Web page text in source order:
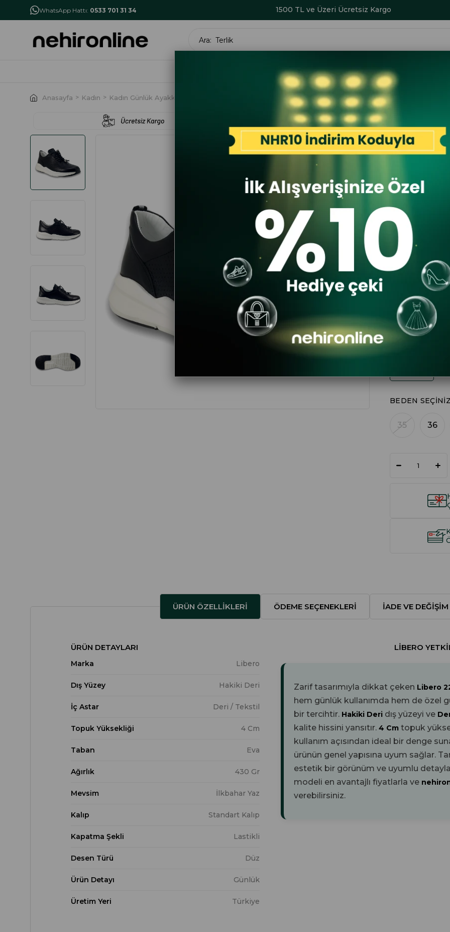
WhatsApp Hattı: 0533 701 31 34
İlk Alışverişe Özel İndirim NHR10 1500 TL ve Üzeri Ücretsiz Kargo
ERKEK ÇOCUK AKSESUAR SERİ SONU
Anasayfa Kadın Kadın Günlük Ayakkabı Libero 2219 25YA Kadın Günlük Ayakkabı Siyah
Libero
Libero
İlk
İlk
30
RENK
BEDEN SEÇINIZ
35 36
ÜRÜN ÖZELLIKLERI ÖDEME SEÇENEKLERI İADE VE
ÜRÜN DETAYLARI
Marka Libero
Dış Yüzey Hakiki Deri
İç Astar Deri / Tekstil
Topuk Yüksekliği 4 Cm
Taban Eva
Ağırlık 430 Gr
Mevsim İlkbahar Yaz
Kalıp Standart Kalıp
Kapatma Şekli Lastikli
Desen Türü Düz
Ürün Detayı Günlük
Üretim Yeri Türkiye
LIBERO
Zarif tasarımıyla dikkat çeken Libero
hem günlük kullanımda hem de özel
bir tercihtir. Hakiki Deri dış yüzeyi ve
kalite hissini yansıtır. 4 Cm topuk
kullanım açısından ideal bir denge
ürünün genel yapısına uyum sağlar.
estetik bir görünüm ve uyumlu
modeli en avantajlı fiyatlarla ve
verebilirsiniz.